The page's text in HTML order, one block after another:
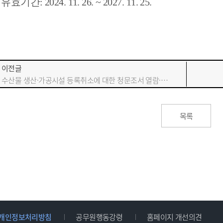
이전글
수산물 생산·가공시설 등록취소에 대한 청문조서 열람·확인 통지 공고
목록
인정보처리방침 공무원행동강령 홈페이지 개선의견